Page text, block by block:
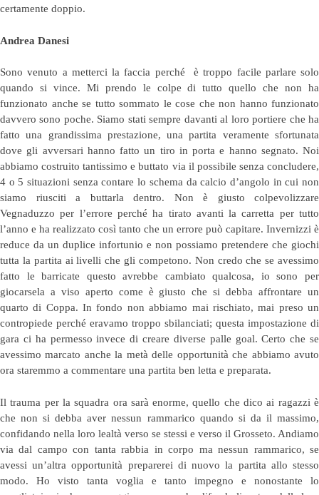
certamente doppio.
Andrea Danesi
Sono venuto a metterci la faccia perché è troppo facile parlare solo
quando si vince. Mi prendo le colpe di tutto quello che non ha
funzionato anche se tutto sommato le cose che non hanno funzionato
davvero sono poche. Siamo stati sempre davanti al loro portiere che ha
fatto una grandissima prestazione, una partita veramente sfortunata
dove gli avversari hanno fatto un tiro in porta e hanno segnato. Noi
abbiamo costruito tantissimo e buttato via il possibile senza concludere,
4 o 5 situazioni senza contare lo schema da calcio d’angolo in cui non
siamo riusciti a buttarla dentro. Non è giusto colpevolizzare
Vegnaduzzo per l’errore perché ha tirato avanti la carretta per tutto
l’anno e ha realizzato così tanto che un errore può capitare. Invernizzi è
reduce da un duplice infortunio e non possiamo pretendere che giochi
tutta la partita ai livelli che gli competono. Non credo che se avessimo
fatto le barricate questo avrebbe cambiato qualcosa, io sono per
giocarsela a viso aperto come è giusto che si debba affrontare un
quarto di Coppa. In fondo non abbiamo mai rischiato, mai preso un
contropiede perché eravamo troppo sbilanciati; questa impostazione di
gara ci ha permesso invece di creare diverse palle goal. Certo che se
avessimo marcato anche la metà delle opportunità che abbiamo avuto
ora staremmo a commentare una partita ben letta e preparata.
Il trauma per la squadra ora sarà enorme, quello che dico ai ragazzi è
che non si debba aver nessun rammarico quando si da il massimo,
confidando nella loro lealtà verso se stessi e verso il Grosseto. Andiamo
via dal campo con tanta rabbia in corpo ma nessun rammarico, se
avessi un’altra opportunità preparerei di nuovo la partita allo stesso
modo. Ho visto tanta voglia e tanto impegno e nonostante lo